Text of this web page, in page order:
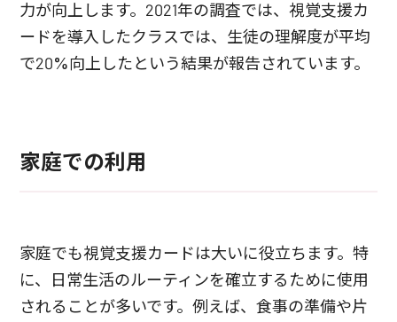
力が向上します。2021年の調査では、視覚支援カ
ードを導入したクラスでは、生徒の理解度が平均
で20%向上したという結果が報告されています。
家庭での利用
家庭でも視覚支援カードは大いに役立ちます。特
に、日常生活のルーティンを確立するために使用
されることが多いです。例えば、食事の準備や片